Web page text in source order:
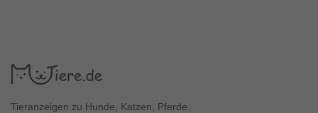
Tieranzeigen zu Hunde, Katzen, Pferde.